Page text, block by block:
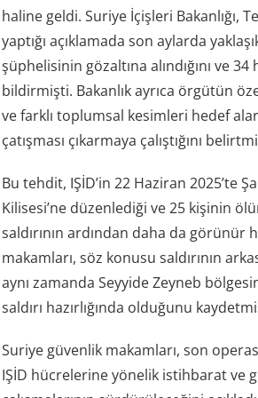
haline geldi. Suriye İçişleri Bakanlığı,
yaptığı açıklamada son aylarda
şüphelisinin gözaltına alındığını ve 34
bildirmişti. Bakanlık ayrıca örgütün
ve farklı toplumsal kesimleri hedef
çatışması çıkarmaya çalıştığını
Bu tehdit, IŞİD’in 22 Haziran 2025’te
Kilisesi’ne düzenlediği ve 25 kişinin
saldırının ardından daha da görünür
makamları, söz konusu saldırının
aynı zamanda Seyyide Zeyneb
saldırı hazırlığında olduğunu
Suriye güvenlik makamları, son
IŞİD hücrelerine yönelik istihbarat ve